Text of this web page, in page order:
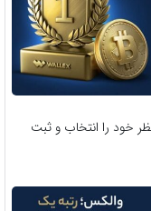
خود را انتخاب و ثبت